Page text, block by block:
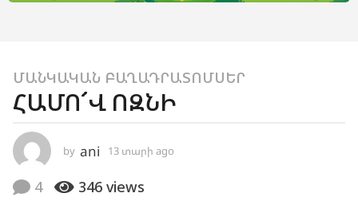
1
3
տ
ա
ր
ի
ՄԱՆԿԱԿԱՆ ԲԱՂԱԴՐԱՏՈՄՍԵՐ
ՀԱՄՈ՜Վ ՈԶՆԻ
by ani 13 տարի ago
4 346 views